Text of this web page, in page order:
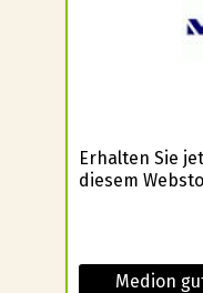
Erhalten Sie
diesem
Medion